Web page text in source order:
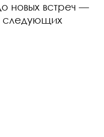
новых встреч —